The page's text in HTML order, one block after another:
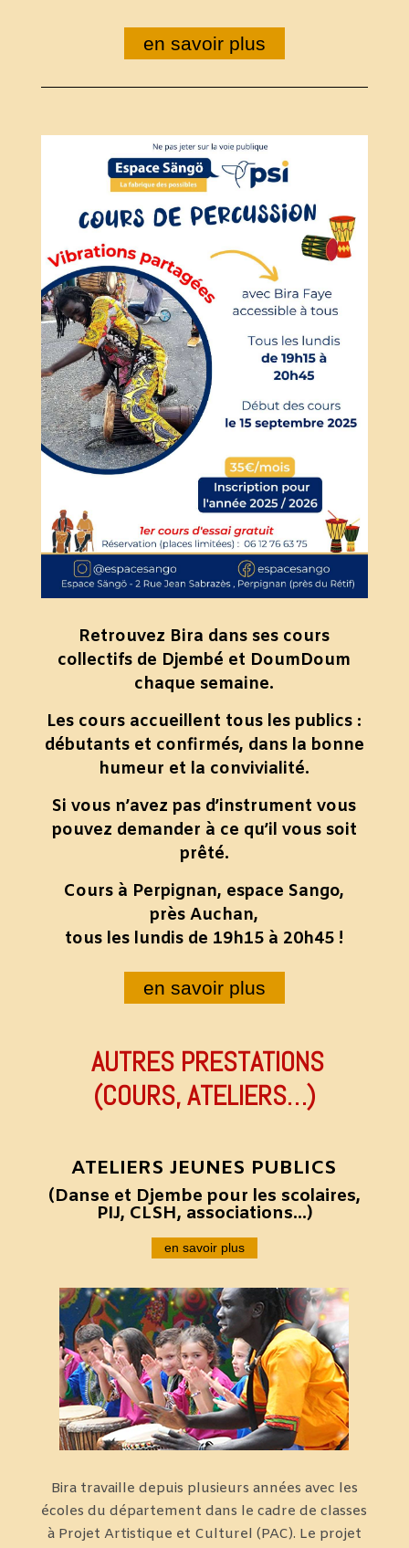
en savoir plus
Retrouvez Bira dans ses cours
collectifs de Djembé et DoumDoum
chaque semaine.
Les cours accueillent tous les publics :
débutants et confirmés, dans la bonne
humeur et la convivialité.
Si vous n’avez pas d’instrument vous
pouvez demander à ce qu’il vous soit
prêté.
Cours à Perpignan, espace Sango,
près Auchan,
tous les lundis de 19h15 à 20h45 !
en savoir plus
AUTRES PRESTATIONS
(COURS, ATELIERS…)
ATELIERS JEUNES PUBLICS
(Danse et Djembe pour les scolaires,
PIJ, CLSH, associations…)
en savoir plus
Bira travaille depuis plusieurs années avec les
écoles du département dans le cadre de classes
à Projet Artistique et Culturel (PAC). Le projet